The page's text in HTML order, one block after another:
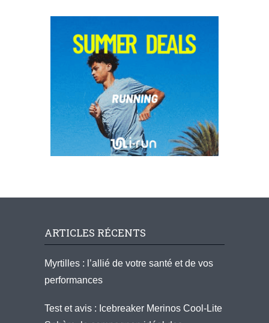
ARTICLES RÉCENTS
Myrtilles : l’allié de votre santé et de vos
performances
Test et avis : Icebreaker Merinos Cool-Lite